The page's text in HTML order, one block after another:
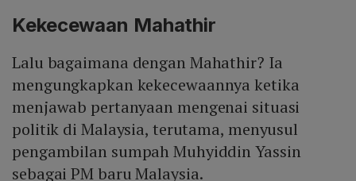
Kekecewaan Mahathir
Lalu bagaimana dengan Mahathir? Ia
mengungkapkan kekecewaannya ketika
menjawab pertanyaan mengenai situasi
politik di Malaysia, terutama, menyusul
pengambilan sumpah Muhyiddin Yassin
sebagai PM baru Malaysia.